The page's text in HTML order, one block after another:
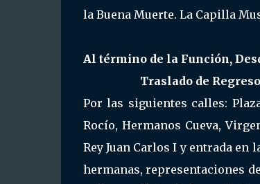
la Buena Muerte. La Capilla
Al término de la Función,
Traslado de
Por las siguientes calles:
Rocío, Hermanos Cueva,
Rey Juan Carlos I y entrada
hermanas, representaciones